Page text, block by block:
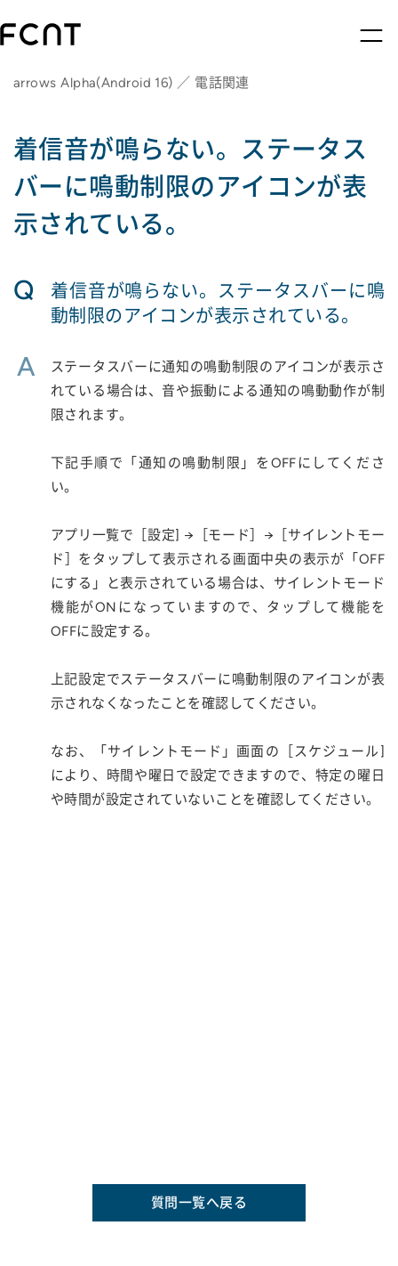
arrows Alpha(Android 16) ／ 電話関連
着信音が鳴らない。ステータス
バーに鳴動制限のアイコンが表
示されている。
Q
着信音が鳴らない。ステータスバーに鳴
動制限のアイコンが表示されている。
A
ステータスバーに通知の鳴動制限のアイコンが表示さ
れている場合は、音や振動による通知の鳴動動作が制
限されます。
下記手順で「通知の鳴動制限」をOFFにしてくださ
い。
アプリ一覧で［設定] →［モード］→［サイレントモー
ド］をタップして表示される画面中央の表示が「OFF
にする」と表示されている場合は、サイレントモード
機能がONになっていますので、タップして機能を
OFFに設定する。
上記設定でステータスバーに鳴動制限のアイコンが表
示されなくなったことを確認してください。
なお、「サイレントモード」画面の［スケジュール]
により、時間や曜日で設定できますので、特定の曜日
や時間が設定されていないことを確認してください。
質問一覧へ戻る